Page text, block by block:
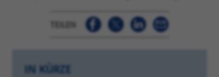
IN KÜRZE
TEILEN